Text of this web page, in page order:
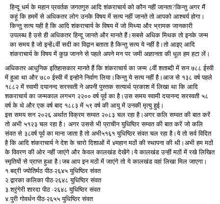
हिन्दू धर्म के महान प्रवर्तक जगतगुरु आदि शंकराचार्य को कौन नहीं जानता?किन्तु अगर मैं
कहूं कि हममें से अधिकतर लोग उनके विषय में सत्य नहीं जानते तो आपको आश्चर्य होगा।
किन्तु सत्य यही है कि आदि शंकराचार्य के विषय में जो मिथ्या और भ्रामक जानकारी
उपलब्ध है उसे ही अधिकतर हिन्दू जानते और मानते हैं।सबसे अधिक मिथक तो इनके जन्म
का समय है जो इन्हें८वीं सदी का विद्वान बताता है किन्तु सत्य ये नहीं है।तो आइए आदि
शंकराचार्य के विषय में कुछ जानने से पहले अपने मन पर जमी अज्ञानता की धूल हम हटा लें।
अधिकतर आधुनिक इतिहासकार मानते हैं कि शंकराचार्य का जन्म ८वीं शताब्दी में सन ७८८ ईस्वी
में हुआ था और ७८० ईस्वी में इन्होने निर्वाण लिया।किन्तु ये सत्य नहीं है।आज से १३८ वर्ष पहले
१८८२ में स्वामी दयानन्द सरस्वती ने अपनी पुस्तक सत्यार्थ प्रकाश में लिखा था कि आदि
शकराचार्य का जन्मकाल लगभग २२०० वर्ष पूर्व का है।उस समय स्वामी दयानन्द सरस्वती ५८
वर्ष के थे और एक वर्ष बाद १८८३ में ५९ वर्ष की आयु में उनकी मृत्यु हुई।
इस समय सन २०२६ अर्थात विक्रम सम्वत २०८३ चल रहा है।अगर कलि सम्वत की बात करें
तो अभी ५१२३ चल रहा है। अगर उससे भी प्राचीन युधिष्ठिर सम्वत की बात करें जो कलि
संवत से ३८वर्ष पूर्व का माना जाता है तो अभी५१६१ युधिष्ठिर संवत चल रहा है।ये तो सर्व विदित
है कि आदि शंकराचार्य ने देश के चारो दिशाओं में ४महान मठों की स्थापना की थी।अभी हम मठों
के विवरण की ओर नहीं जाएंगे और केवल कालखंड देखेंगे।ये कालखंड उन्हीं मठों में रखे लिखित
स्मृतियों से प्राप्त हुआ है।जब आप इन मठों में जाएंगे तो ये कालखंड वहां लिखा मिल जाएगा।
१.बद्री ज्योतिर्मठ पीठ-२६४५ युधिष्ठिर संवत
२.द्वारका कलिका पीठ-२६४८ युधिष्ठिर संवत
३.श्रृंगेरी शारदा पीठ -२६४८ युधिष्ठिर संवत
४.पुरी गोवर्धन पीठ-२६५५ युधिष्ठिर संवत